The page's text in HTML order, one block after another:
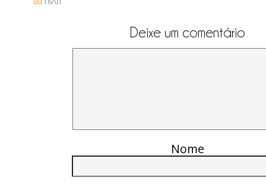
Deixe um comentário
Nome